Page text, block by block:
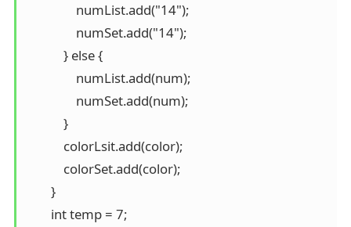
                numList.add("14");
                numSet.add("14");
            } else {
                numList.add(num);
                numSet.add(num);
            }
            colorLsit.add(color);
            colorSet.add(color);
        }
        int temp = 7;